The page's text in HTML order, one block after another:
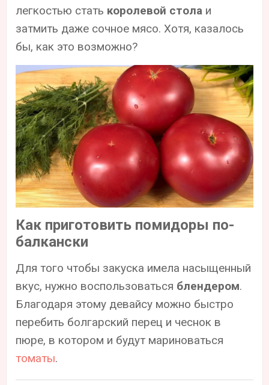
легкостью стать королевой стола и
затмить даже сочное мясо. Хотя, казалось
бы, как это возможно?
Как приготовить помидоры по-
балкански
Для того чтобы закуска имела насыщенный
вкус, нужно воспользоваться блендером.
Благодаря этому девайсу можно быстро
перебить болгарский перец и чеснок в
пюре, в котором и будут мариноваться
томаты.